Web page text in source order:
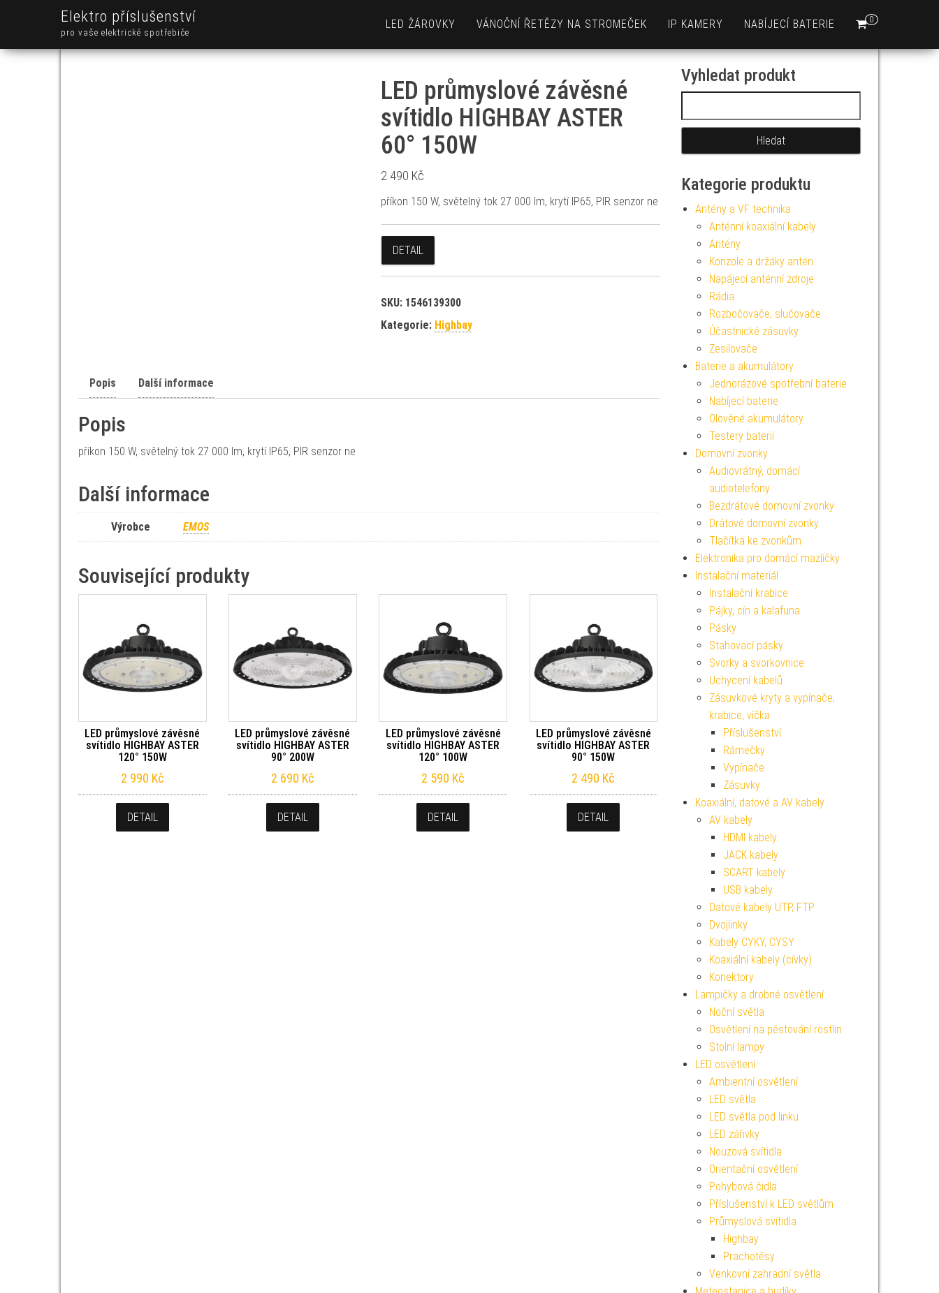
Elektro příslušenství
pro vaše elektrické spotřebiče
0
LED ŽÁROVKY VÁNOČNÍ ŘETĚZY NA STROMEČEK IP KAMERY NABÍJECÍ BATERIE
LED průmyslové závěsné
svítidlo HIGHBAY ASTER
60° 150W
2 490 Kč
příkon 150 W, světelný tok 27 000 lm, krytí IP65, PIR senzor ne
DETAIL
SKU: 1546139300
Kategorie: Highbay
Popis Další informace
Popis
příkon 150 W, světelný tok 27 000 lm, krytí IP65, PIR senzor ne
Další informace
Výrobce EMOS
Související produkty
LED průmyslové závěsné
svítidlo HIGHBAY ASTER
120° 150W
2 990 Kč
DETAIL
LED průmyslové závěsné
svítidlo HIGHBAY ASTER
90° 200W
2 690 Kč
DETAIL
LED průmyslové závěsné
svítidlo HIGHBAY ASTER
120° 100W
2 590 Kč
DETAIL
LED průmyslové závěsné
svítidlo HIGHBAY ASTER
90° 150W
2 490 Kč
DETAIL
Vyhledat produkt
Kategorie produktu
Antény a VF technika
Anténní koaxiální kabely
Antény
Konzole a držáky antén
Napájecí anténní zdroje
Rádia
Rozbočovače, slučovače
Účastnické zásuvky
Zesilovače
Baterie a akumulátory
Jednorázové spotřební baterie
Nabíjecí baterie
Olověné akumulátory
Testery baterií
Domovní zvonky
Audiovrátný, domácí
audiotelefony
Bezdrátové domovní zvonky
Drátové domovní zvonky
Tlačítka ke zvonkům
Elektronika pro domácí mazlíčky
Instalační materiál
Instalační krabice
Pájky, cín a kalafuna
Pásky
Stahovací pásky
Svorky a svorkovnice
Uchycení kabelů
Zásuvkové kryty a vypínače,
krabice, víčka
Příslušenství
Rámečky
Vypínače
Zásuvky
Koaxiální, datové a AV kabely
AV kabely
HDMI kabely
JACK kabely
SCART kabely
USB kabely
Datové kabely UTP, FTP
Dvojlinky
Kabely CYKY, CYSY
Koaxiální kabely (cívky)
Konektory
Lampičky a drobné osvětlení
Noční světla
Osvětlení na pěstování rostlin
Stolní lampy
LED osvětlení
Ambientní osvětlení
LED světla
LED světla pod linku
LED zářivky
Nouzová svítidla
Orientační osvětlení
Pohybová čidla
Příslušenství k LED světlům
Průmyslová svítidla
Highbay
Prachotěsy
Venkovní zahradní světla